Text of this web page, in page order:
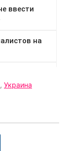
, Украина